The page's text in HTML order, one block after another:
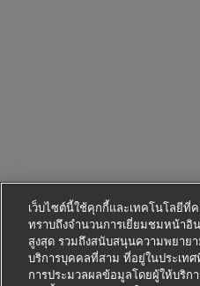
เว็บไซต์นี้ใช้คุกกี้และเทคโนโลยีที่
ทราบถึงจำนวนการเยี่ยมชมหน้าอิ
สูงสุด รวมถึงสนับสนุนความพยาย
บริการบุคคลที่สาม ที่อยู่ในประเท
การประมวลผลข้อมูลโดยผู้ให้บริก